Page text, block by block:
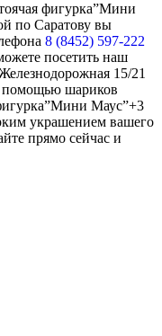
фигурка”Мини
по Саратову вы
8 (8452) 597-222
посетить наш
15/21
помощью шариков
Маус”+3
украшением вашего
прямо сейчас и